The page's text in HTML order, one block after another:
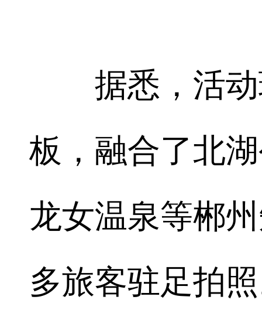
据悉，活动
板，融合了北
龙女温泉等郴
多旅客驻足拍